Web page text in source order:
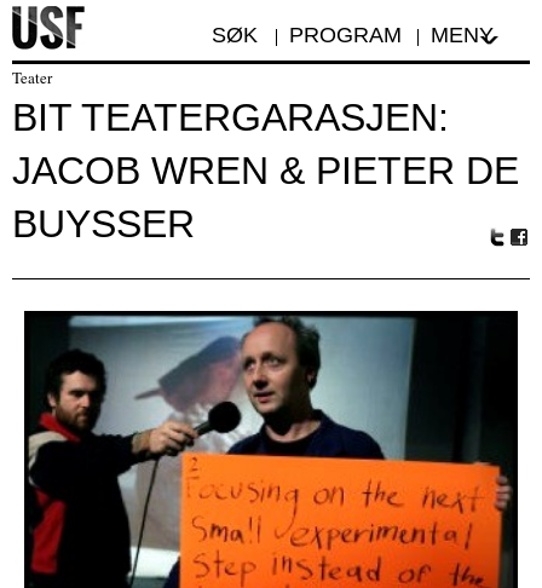
SØK PROGRAM MENY
Teater
BIT TEATERGARASJEN:
JACOB WREN & PIETER DE
BUYSSER
r
oo